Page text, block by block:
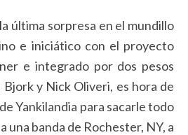
última sorpresa en el mundillo
e iniciático con el proyecto
e integrado por dos pesos
y Nick Oliveri, es hora de
Yankilandia para sacarle todo
una banda de Rochester, NY, a